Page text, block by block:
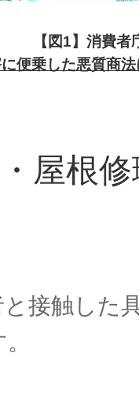
【 図1】消費者
に便乗した悪質商
屋根
接触した